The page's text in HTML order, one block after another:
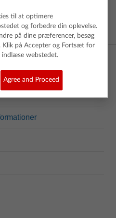
til at optimere
og forbedre din oplevelse.
på dine præferencer, besøg
Klik på Accepter og Fortsæt for
indlæse webstedet.
Agree and Proceed